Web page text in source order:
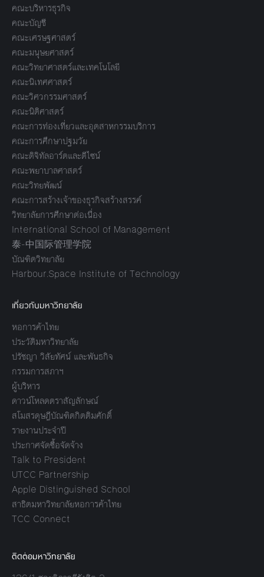
คณะบริหารธุรกิจ
คณะบัญชี
คณะเศรษฐศาสตร์
คณะมนุษยศาสตร์
คณะวิทยาศาสตร์และเทคโนโลยี
คณะนิเทศศาสตร์
คณะวิศวกรรมศาสตร์
คณะนิติศาสตร์
คณะการท่องเที่ยวและอุตสาหกรรมบริการ
คณะการศึกษาปฐมวัย
คณะดิจิทัลอาร์ตและดีไซน์
คณะพยาบาลศาสตร์
คณะวิทยพัฒน์
คณะการสร้างเจ้าของธุรกิจสร้างสรรค์
วิทยาลัยการศึกษาต่อเนื่อง
International School of Management
泰-中国际管理学院
บัณฑิตวิทยาลัย
Harbour.Space Institute of Technology
เกี่ยวกับมหาวิทยาลัย
หอการค้าไทย
ประวัติมหาวิทยาลัย
ปรัชญา วิสัยทัศน์ และพันธกิจ
กรรมการสภาฯ
ผู้บริหาร
ดาวน์โหลดตราสัญลักษณ์
สโมสรดุษฎีบัณฑิตกิตติมศักดิ์
รายงานประจำปี
ประกาศจัดซื้อจัดจ้าง
Talk to President
UTCC Partnership
Apple Distinguished School
สาธิตมหาวิทยาลัยหอการค้าไทย
TCC Connect
ติดต่อมหาวิทยาลัย